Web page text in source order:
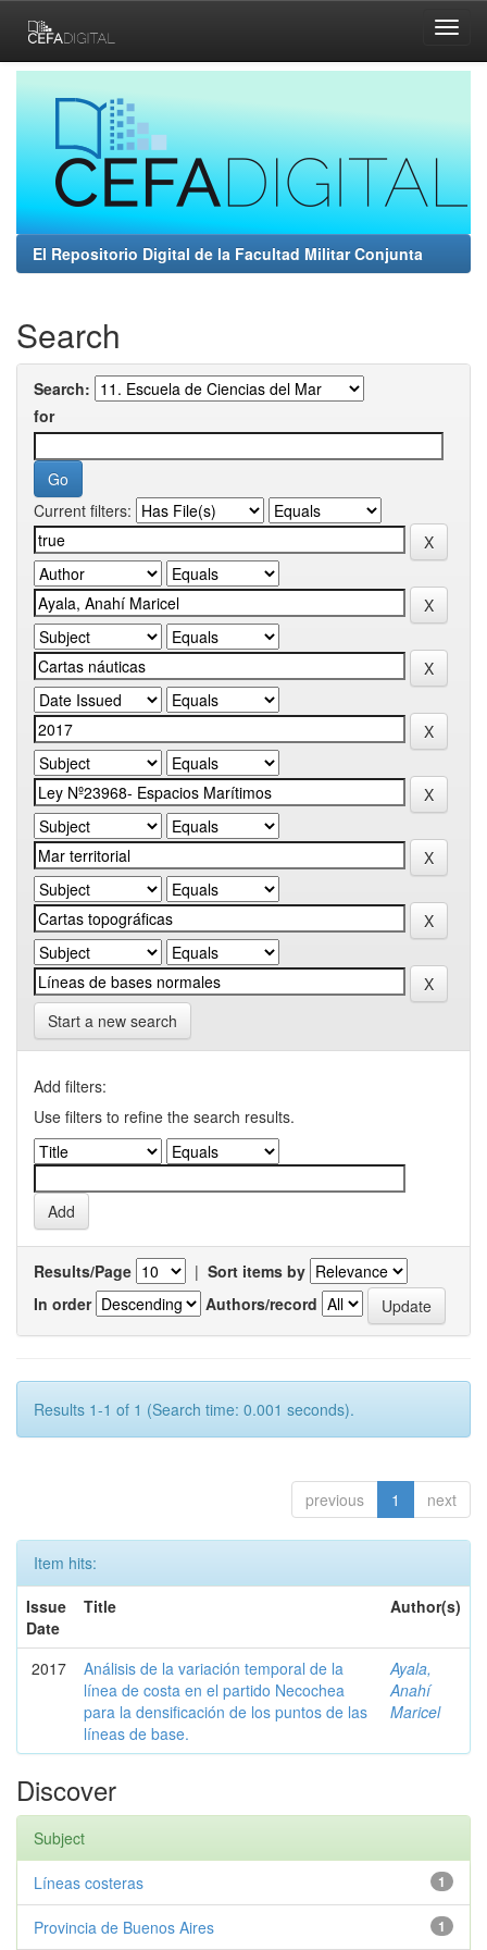
navigation
El Repositorio Digital de la Facultad Militar Conjunta
Search
Search:
for
Current filters:
Start a new search
Add filters:
Use filters to refine the search results.
Results/Page | Sort items by
In order
Authors/record
Results 1-1 of 1 (Search time: 0.001 seconds).
previous 1 next
Item hits:
Issue
Date
Title Author(s)
2017
Análisis de la variación temporal de la
línea de costa en el partido Necochea
para la densificación de los puntos de las
líneas de base.
Ayala,
Anahí
Maricel
Discover
Subject
1
Líneas costeras
1
Provincia de Buenos Aires